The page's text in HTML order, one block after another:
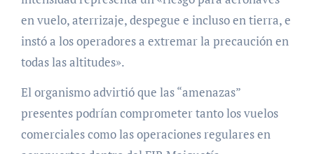
en vuelo, aterrizaje, despegue e incluso en tierra, e
instó a los operadores a extremar la precaución en
todas las altitudes».
El organismo advirtió que las “amenazas”
presentes podrían comprometer tanto los vuelos
comerciales como las operaciones regulares en